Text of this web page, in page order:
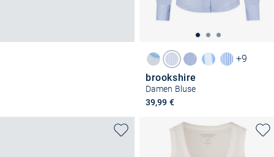
+9
brookshire
Damen Bluse
39,99 €